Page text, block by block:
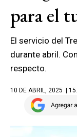
para el
El servicio del
durante abril.
respecto.
10 DE ABRIL, 2025 |